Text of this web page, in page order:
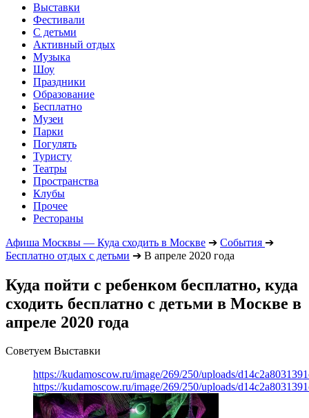
Выставки
Фестивали
С детьми
Активный отдых
Музыка
Шоу
Праздники
Образование
Бесплатно
Музеи
Парки
Погулять
Туристу
Театры
Пространства
Клубы
Прочее
Рестораны
Афиша Москвы — Куда сходить в Москве ➔ События ➔
Бесплатно отдых с детьми ➔ В апреле 2020 года
Куда пойти с ребенком бесплатно, куда
сходить бесплатно с детьми в Москве в
апреле 2020 года
Советуем Выставки
https://kudamoscow.ru/image/269/250/uploads/
https://kudamoscow.ru/image/269/250/uploads/